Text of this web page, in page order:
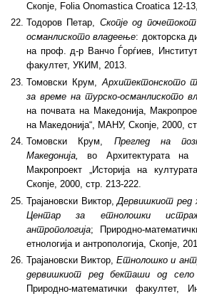
Скопје, Folia Onomastica Croatica 12-
Тодоров Петар, Скопје од
османлиското владеење: докторска
на проф. д-р Ванчо Ѓорѓиев,
факултет, УКИМ, 2013.
Томовски Крум, Архитектонското
за време на турско-османлиското
на почвата на Македонија,
на Македонија“, МАНУ, Скопје, 2000,
Томовски Крум, Преглед на
Македонија,во Архитектурата на
Макропроект „Историја на
Скопје, 2000, стр. 213-222.
Трајановски Виктор,Дервишкиот ред
Центар за етнолошки
антропологија; Природно-
етнологија и антропологија, Скопје,
Трајановски Виктор,Етнолошко и
дервишкиот ред бекташи од село
Природно-математички факултет,